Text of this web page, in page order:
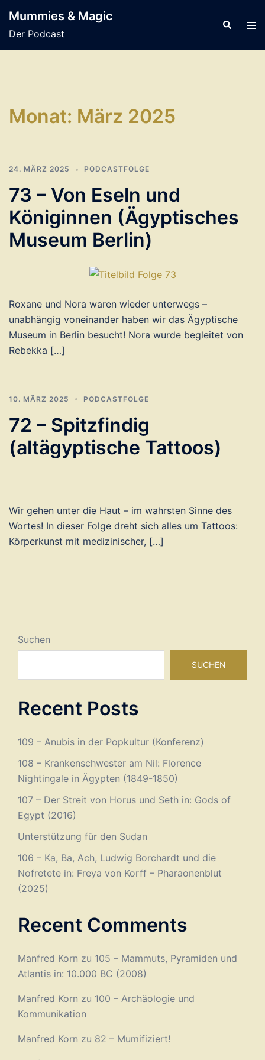
Inhalt
springen
Mummies & Magic
Der Podcast
Suche
Monat: März 2025
24. MÄRZ 2025 PODCASTFOLGE
73 – Von Eseln und
Königinnen (Ägyptisches
Museum Berlin)
Roxane und Nora waren wieder unterwegs –
unabhängig voneinander haben wir das Ägyptische
Museum in Berlin besucht! Nora wurde begleitet von
Rebekka […]
10. MÄRZ 2025 PODCASTFOLGE
72 – Spitzfindig
(altägyptische Tattoos)
Wir gehen unter die Haut – im wahrsten Sinne des
Wortes! In dieser Folge dreht sich alles um Tattoos:
Körperkunst mit medizinischer, […]
Suchen
SUCHEN
Recent Posts
109 – Anubis in der Popkultur (Konferenz)
108 – Krankenschwester am Nil: Florence
Nightingale in Ägypten (1849-1850)
107 – Der Streit von Horus und Seth in: Gods of
Egypt (2016)
Unterstützung für den Sudan
106 – Ka, Ba, Ach, Ludwig Borchardt und die
Nofretete in: Freya von Korff – Pharaonenblut
(2025)
Recent Comments
Manfred Korn zu 105 – Mammuts, Pyramiden und
Atlantis in: 10.000 BC (2008)
Manfred Korn zu 100 – Archäologie und
Kommunikation
Manfred Korn zu 82 – Mumifiziert!